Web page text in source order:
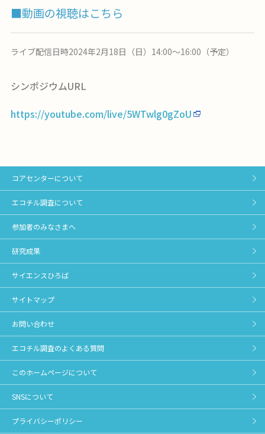
■動画の視聴はこちら
ライブ配信日時2024年2月18日（日）14:00～16:00（予定）
シンポジウムURL
https://youtube.com/live/5WTwlg0gZoU
コアセンターについて
エコチル調査について
参加者のみなさまへ
研究成果
サイエンスひろば
サイトマップ
お問い合わせ
エコチル調査のよくある質問
このホームページについて
SNSについて
プライバシーポリシー